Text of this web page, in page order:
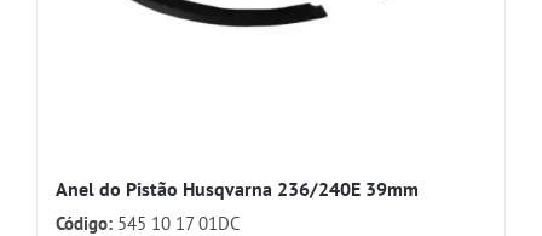
Anel do Pistão Husqvarna 236/240E 39mm
Código: 545 10 17 01DC